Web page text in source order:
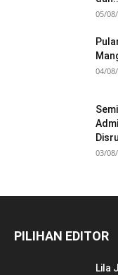
05/
04/
03/
PILIHAN EDITOR
Lila